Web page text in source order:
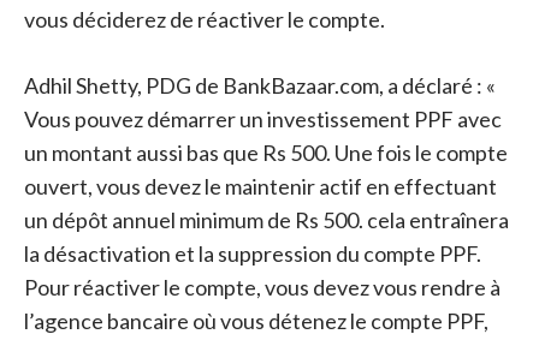
vous déciderez de réactiver le compte.
Adhil Shetty, PDG de BankBazaar.com, a déclaré : «
Vous pouvez démarrer un investissement PPF avec
un montant aussi bas que Rs 500. Une fois le compte
ouvert, vous devez le maintenir actif en effectuant
un dépôt annuel minimum de Rs 500. cela entraînera
la désactivation et la suppression du compte PPF.
Pour réactiver le compte, vous devez vous rendre à
l’agence bancaire où vous détenez le compte PPF,